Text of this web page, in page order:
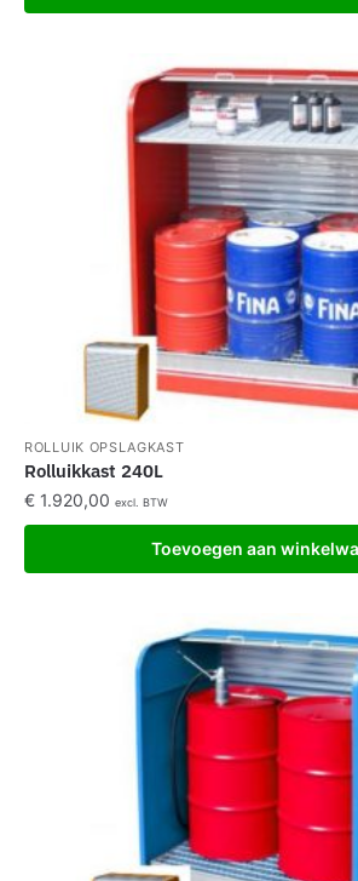
ROLLUIK OPSLAGKAST
Rolluikkast 240L
€ 1.920,00 excl. BTW
Toevoegen aan